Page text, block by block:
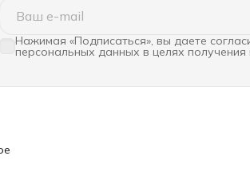
Нажимая «Подписаться», вы даете
персональных данных в целях